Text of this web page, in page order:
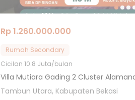
Rp 1.260.000.000
Rumah Secondary
Cicilan 10.8 Juta/bulan
Villa Mutiara Gading 2 Cluster
Tambun Utara, Kabupaten Bekasi